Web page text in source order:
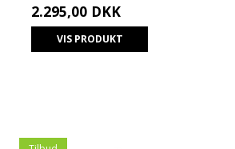
2.295,00 DKK
VIS PRODUKT